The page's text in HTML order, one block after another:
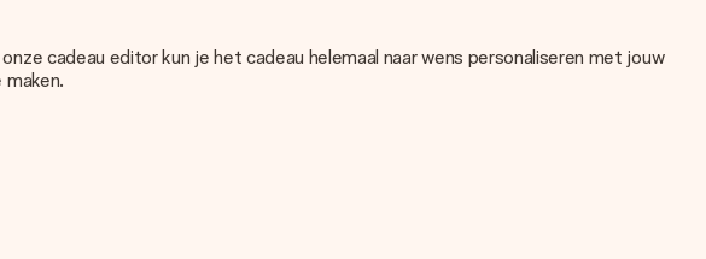
cadeau editor kun je het cadeau helemaal naar wens personaliseren met jouw
te gebruiken. Als je niet zeker bent over de kwaliteit van je foto, neem dan
dan voor je controleren!